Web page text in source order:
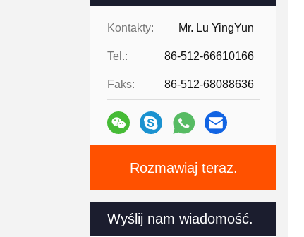
Kontakty: Mr. Lu YingYun
Tel.: 86-512-66610166
Faks: 86-512-68088636
Rozmawiaj teraz.
Wyślij nam wiadomość.